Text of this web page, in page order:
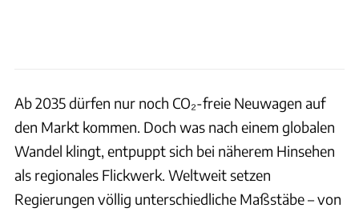
Ab 2035 dürfen nur noch CO₂-freie Neuwagen auf
den Markt kommen. Doch was nach einem globalen
Wandel klingt, entpuppt sich bei näherem Hinsehen
als regionales Flickwerk. Weltweit setzen
Regierungen völlig unterschiedliche Maßstäbe – von